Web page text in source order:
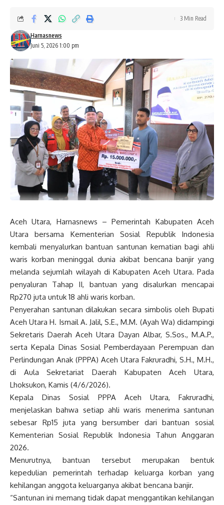
Juni 5, 2026 1:00 pm
Harnasnews
3 Min Read
Aceh Utara, Harnasnews – Pemerintah Kabupaten Aceh
Utara bersama Kementerian Sosial Republik Indonesia
kembali menyalurkan bantuan santunan kematian bagi ahli
waris korban meninggal dunia akibat bencana banjir yang
melanda sejumlah wilayah di Kabupaten Aceh Utara. Pada
penyaluran Tahap II, bantuan yang disalurkan mencapai
Rp270 juta untuk 18 ahli waris korban.
Penyerahan santunan dilakukan secara simbolis oleh Bupati
Aceh Utara H. Ismail A. Jalil, S.E., M.M. (Ayah Wa) didampingi
Sekretaris Daerah Aceh Utara Dayan Albar, S.Sos., M.A.P.,
serta Kepala Dinas Sosial Pemberdayaan Perempuan dan
Perlindungan Anak (PPPA) Aceh Utara Fakruradhi, S.H., M.H.,
di Aula Sekretariat Daerah Kabupaten Aceh Utara,
Lhoksukon, Kamis (4/6/2026).
Kepala Dinas Sosial PPPA Aceh Utara, Fakruradhi,
menjelaskan bahwa setiap ahli waris menerima santunan
sebesar Rp15 juta yang bersumber dari bantuan sosial
Kementerian Sosial Republik Indonesia Tahun Anggaran
2026.
Menurutnya, bantuan tersebut merupakan bentuk
kepedulian pemerintah terhadap keluarga korban yang
kehilangan anggota keluarganya akibat bencana banjir.
“Santunan ini memang tidak dapat menggantikan kehilangan